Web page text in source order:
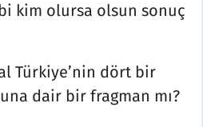
kim olursa olsun sonuç
Türkiye’nin dört bir
dair bir fragman mı?